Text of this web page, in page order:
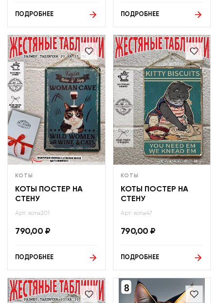
ПОДРОБНЕЕ ПОДРОБНЕЕ
КОТЫ
КОТЫ ПОСТЕР НА
СТЕНУ
Арт: коты201
790,00 ₽
ПОДРОБНЕЕ
КОТЫ
КОТЫ ПОСТЕР НА
СТЕНУ
Арт: коты47
790,00 ₽
ПОДРОБНЕЕ